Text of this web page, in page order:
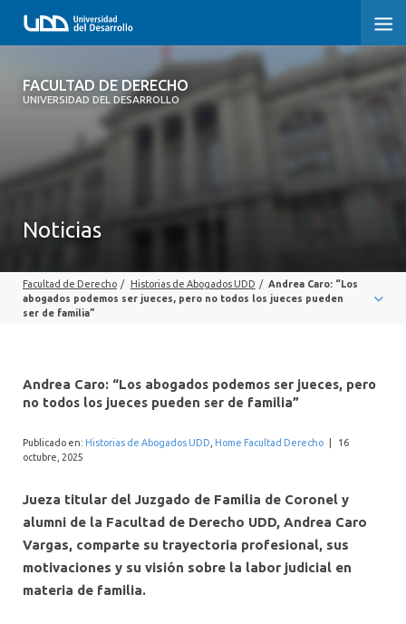
FACULTAD DE DERECHO
UNIVERSIDAD DEL DESARROLLO
FACULTAD DE DERECHO
SOBRE LA FACULTAD
PROFESORES
INTERNACIONAL
Noticias
Facultad de Derecho / Historias de Abogados UDD / Andrea Caro: “Los
abogados podemos ser jueces, pero no todos los jueces pueden
ser de familia”
Andrea Caro: “Los abogados podemos ser jueces, pero
no todos los jueces pueden ser de familia”
Publicado en: Historias de Abogados UDD Home Facultad Derecho
16
octubre, 2025
Jueza titular del Juzgado de Familia de Coronel y
alumni de la Facultad de Derecho UDD, Andrea Caro
Vargas, comparte su trayectoria profesional, sus
motivaciones y su visión sobre la labor judicial en
materia de familia.